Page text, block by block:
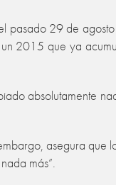
pasado 29 de
2015 que ya
absolutamente
asegura que
más”.